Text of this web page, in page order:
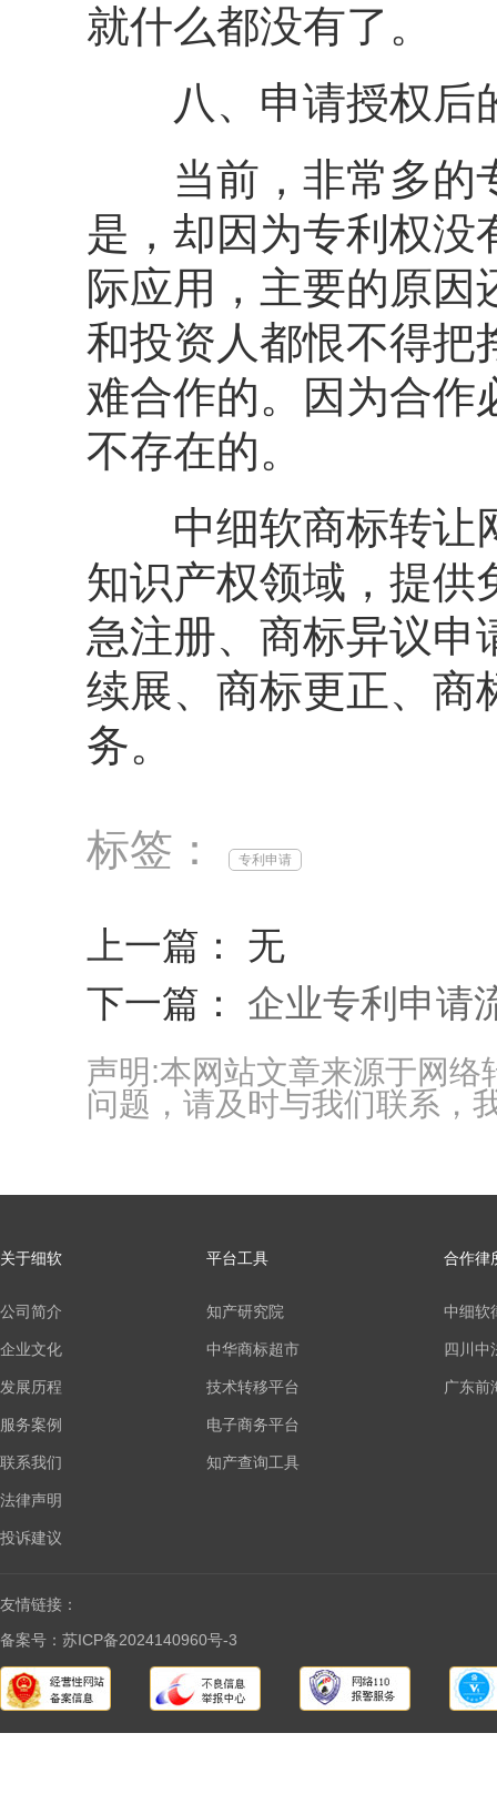
就什么都没有了。
八、申请授权后
当前，非常多的专
是，却因为专利权没
际应用，主要的原因
和投资人都恨不得把
难合作的。因为合作
不存在的。
中细软商标转让网
知识产权领域，提供
急注册、商标异议申
续展、商标更正、商
务。
标签： 专利申请
上一篇： 无
下一篇： 企业专利申请
声明:本网站文章来源于网
问题，请及时与我们联系，
关于细软
公司简介
企业文化
发展历程
服务案例
联系我们
法律声明
投诉建议
平台工具
知产研究院
中华商标超市
技术转移平台
电子商务平台
知产查询工具
合作律
中细软
四川中
广东前
友情链接：
备案号：苏ICP备2024140960号-3